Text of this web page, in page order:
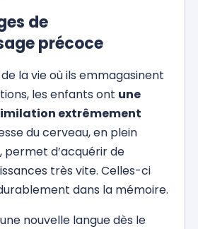
de
précoce
la vie où ils emmagasinent
les enfants ont une
extrêmement
du cerveau, en plein
d’acquérir de
très vite. Celles-ci
dans la mémoire.
nouvelle langue dès le